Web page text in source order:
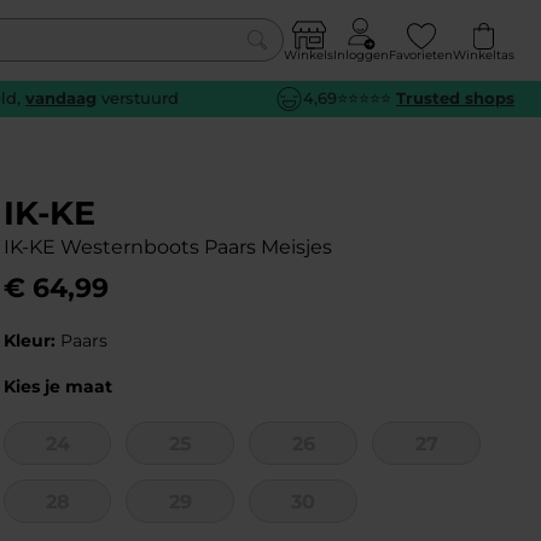
WinkelsInloggenFavorietenWinkeltas
0
vandaag verstuurd 4,69⭐⭐⭐⭐⭐ Trusted shops
IK-KE
IK-KE Westernboots Paars Meisjes
€ 64,99
Kleur: Paars
Kies je maat